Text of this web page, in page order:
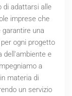
di adattarsi alle
imprese che
una
ogni progetto
dell'ambiente e
a
materia di
un servizio